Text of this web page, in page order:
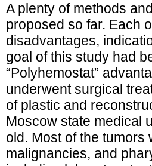
A plenty of methods
proposed so far. Each
disadvantages,
goal of this study had
“Polyhemostat”
underwent surgical
of plastic and
Moscow state medical
old. Most of the
malignancies, and